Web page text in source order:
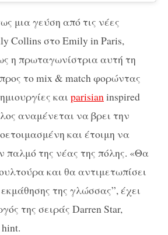
μια γεύση από τις νέες
Collins στο Emily in Paris,
η πρωταγωνίστρια αυτή τη
το mix & match φορώντας
και parisianinspired
αναμένεται να βρει την
και έτοιμη να
παλμό της νέας της πόλης. «Θα
και θα αντιμετωπίσει
της γλώσσας”, έχει
της σειράς Darren Star,